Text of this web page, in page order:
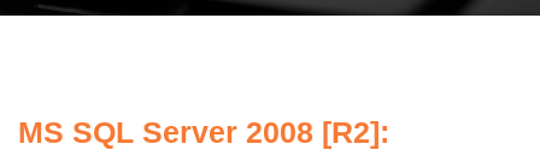
MS SQL Server 2008 [R2]: